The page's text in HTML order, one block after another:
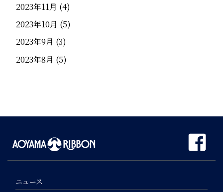
2023年11月 (4)
2023年10月 (5)
2023年9月 (3)
2023年8月 (5)
ニュース